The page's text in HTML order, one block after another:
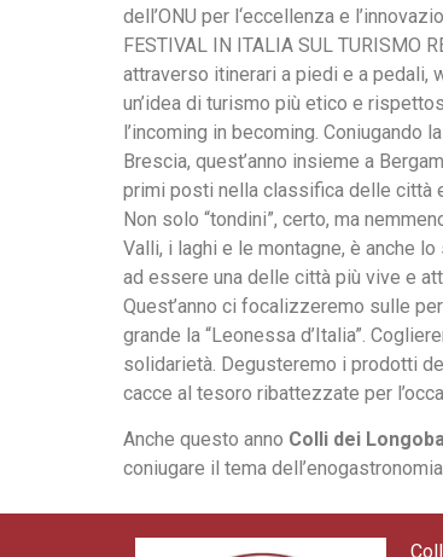
dell’ONU per l‘eccellenza e
FESTIVAL IN ITALIA SUL TURISMO
attraverso itinerari a piedi e a pedali,
un’idea di turismo più etico e
l’incoming in becoming.
Brescia, quest’anno insieme a
primi posti nella classifica delle città
Non solo “tondini”, certo, ma
Valli, i laghi e le montagne, è anche
ad essere una delle città più vive e
Quest’anno ci focalizzeremo sulle
grande la “Leonessa d’Italia”.
solidarietà. Degusteremo i prodotti
cacce al tesoro ribattezzate per
Anche questo anno Colli dei
coniugare il tema